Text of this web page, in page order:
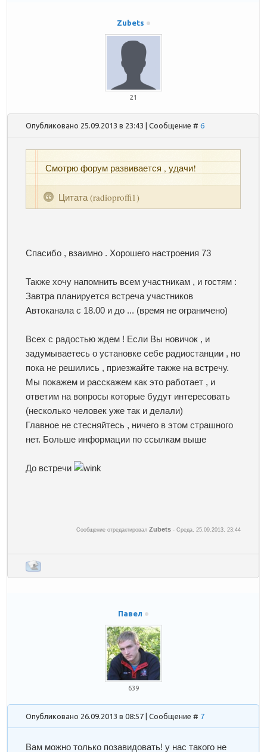
Zubets
21
Опубликовано 25.09.2013 в 23:43 | Сообщение #6
Цитата(radioproffi1)
Смотрю форум развивается , удачи!
Спасибо , взаимно . Хорошего настроения 73
Также хочу напомнить всем участникам , и гостям :
Завтра планируется встреча участников
Автоканала с 18.00 и до ... (время не ограничено)
Всех с радостью ждем ! Если Вы новичок , и
задумываетесь о установке себе радиостанции , но
пока не решились , приезжайте также на встречу.
Мы покажем и расскажем как это работает , и
ответим на вопросы которые будут интересовать
(несколько человек уже так и делали)
Главное не стесняйтесь , ничего в этом страшного
нет. Больше информации по ссылкам выше
До встречи
Сообщение отредактировалZubets -Среда, 25.09.2013, 23:44
Павел
639
Опубликовано 26.09.2013 в 08:57 | Сообщение # 7
Вам можно только позавидовать! у нас такого не